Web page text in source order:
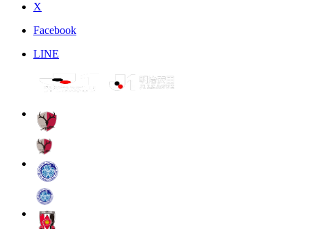
X
Facebook
LINE